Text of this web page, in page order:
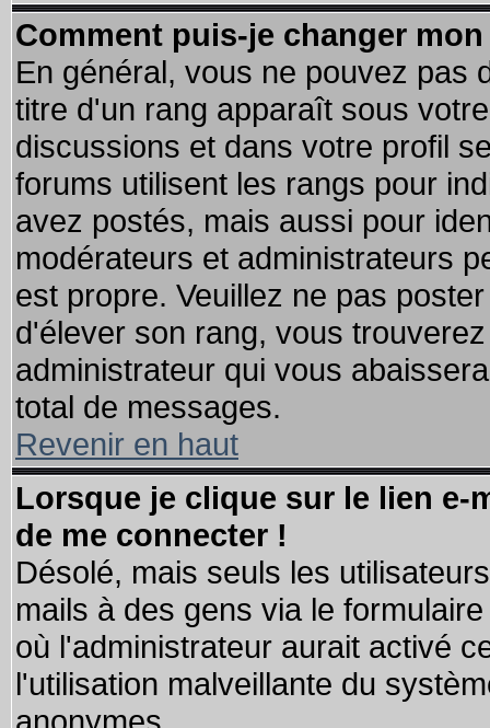
Comment puis-je changer
En général, vous ne pouvez pas
titre d'un rang apparaît sous
discussions et dans votre profil
forums utilisent les rangs pour
avez postés, mais aussi pour
modérateurs et administrateurs
est propre. Veuillez ne pas
d'élever son rang, vous
administrateur qui vous
total de messages.
Revenir en haut
Lorsque je clique sur le lien e-
de me connecter !
Désolé, mais seuls les
mails à des gens via le
où l'administrateur aurait activé
l'utilisation malveillante du